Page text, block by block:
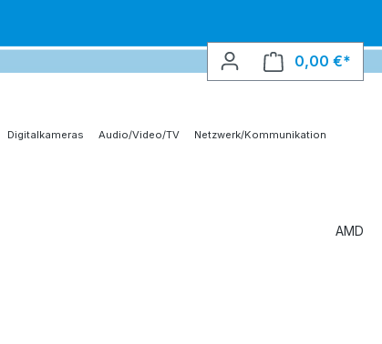
0,00 €*
Digitalkameras Audio/Video/TV Netzwerk/Kommunikation
AMD